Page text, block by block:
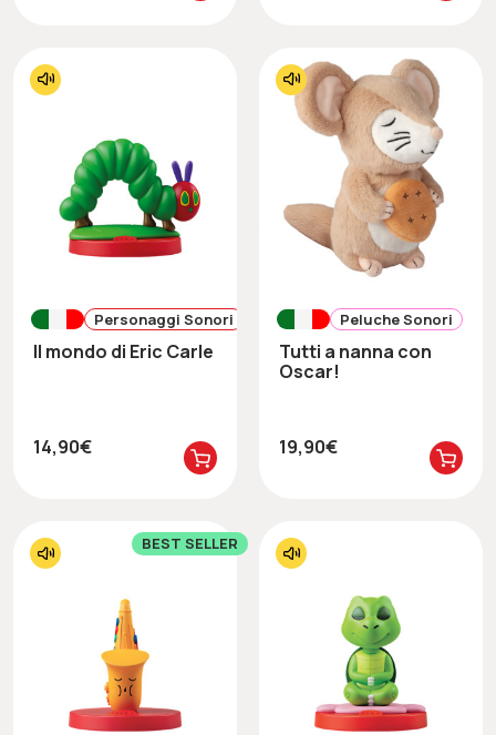
Personaggi Sonori
Il mondo di Eric Carle
14,90€
Peluche Sonori
Tutti a nanna con
Oscar!
19,90€
BEST SELLER